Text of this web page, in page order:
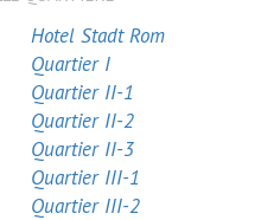
Hotel Stadt Rom
Quartier I
Quartier II-1
Quartier II-2
Quartier II-3
Quartier III-1
Quartier III-2